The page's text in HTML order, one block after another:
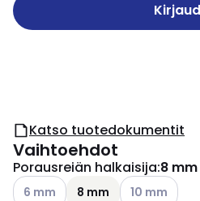
Katso tuotedokumentit
Vaihtoehdot
Porausreiän halkaisija:8 mm
Katso käytettävissä olevat
6 mm 8 mm Katso
10 mm